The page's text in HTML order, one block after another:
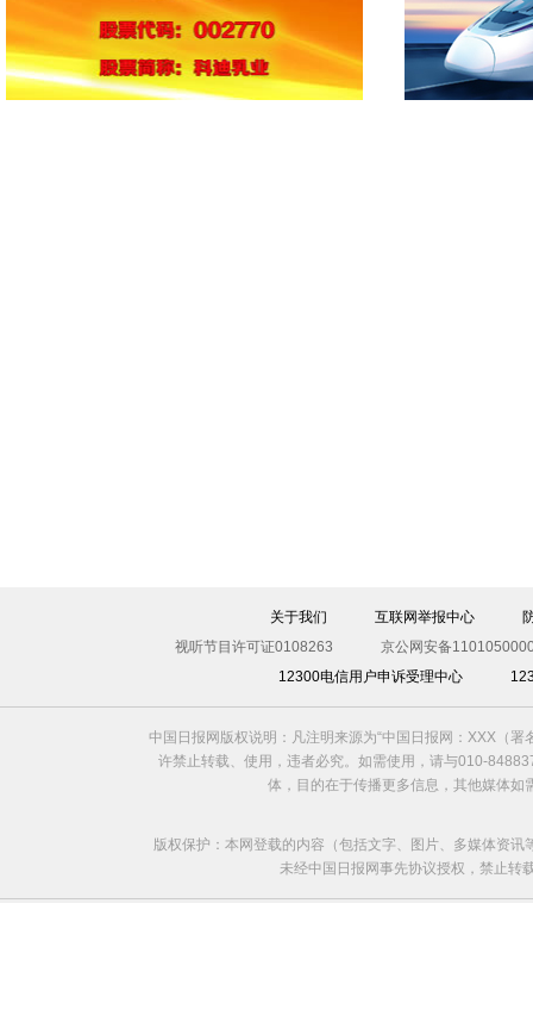
关于我们 互联网举报中心
视听节目许可证0108263
京公网安备
12300电信用户申诉受理中心
中国日报网版权说明：凡注明来源为“中国日报网：XXX（
许禁止转载、使用，违者必究。如需使用，请与010-
体，目的在于传播更多信息，其他媒体
版权保护：本网登载的内容（包括文字、图片、多媒体资
未经中国日报网事先协议授权，禁止转